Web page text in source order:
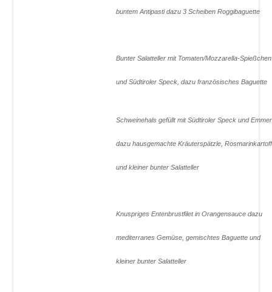
Münchner Theater für Kinder
Joy of Voice - The Greatest Hits
Michl Müller "Limbo of Life"
buntem Antipasti dazu 3 Scheiben
Bunter Salatteller mit Tomaten/Mozzarella-Spießchen
und Südtiroler Speck, dazu
Schweinehals gefüllt mit Südtiroler Speck und
dazu hausgemachte Kräuterspätzle,
und kleiner bunter Salatteller
Knuspriges Entenbrustfilet in Orangensauce dazu
mediterranes Gemüse, gemischtes Baguette und
kleiner bunter Salatteller